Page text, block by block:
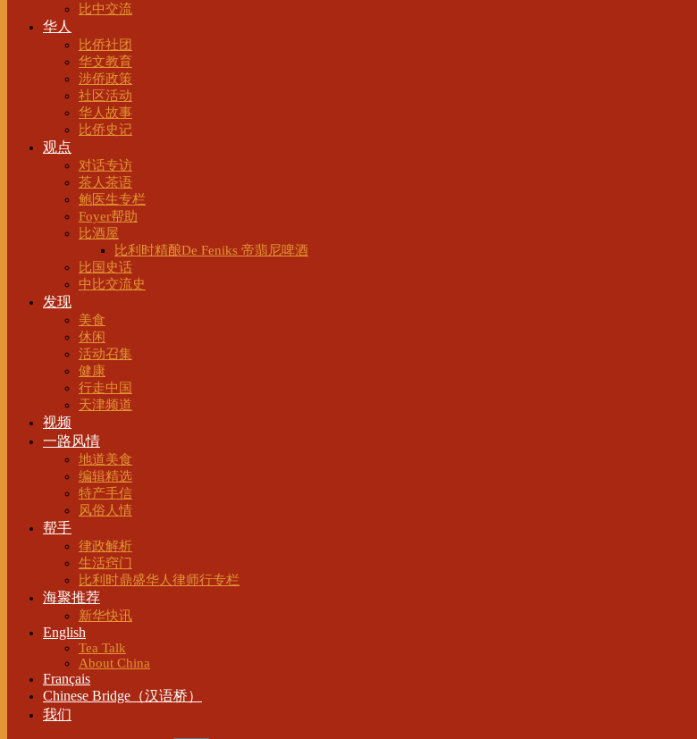
比中交流
华人
比侨社团
华文教育
涉侨政策
社区活动
华人故事
比侨史记
观点
对话专访
茶人茶语
鲍医生专栏
Foyer帮助
比酒屋
比利时精酿De Feniks 帝翡尼啤酒
比国史话
中比交流史
发现
美食
休闲
活动召集
健康
行走中国
天津频道
视频
一路风情
地道美食
编辑精选
特产手信
风俗人情
帮手
律政解析
生活窍门
比利时鼎盛华人律师行专栏
海聚推荐
新华快讯
English
Tea Talk
About China
Français
Chinese Bridge（汉语桥）
我们